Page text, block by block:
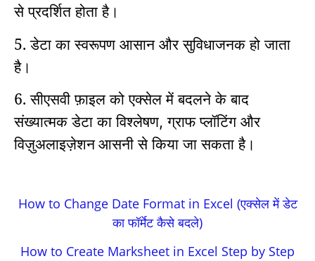
से प्रदर्शित होता है।
5. डेटा का स्वरूपण आसान और सुविधाजनक हो जाता
है।
6. सीएसवी फ़ाइल को एक्सेल में बदलने के बाद
संख्यात्मक डेटा का विश्लेषण,ग्राफ प्लॉटिंग और
विज़ुअलाइज़ेशनआसनी से किया जा सकता है।
How to Change Date Format in Excel (एक्सेल में डेट
का फॉर्मेट कैसे बदले)
How to Create Marksheet in Excel Step by Step